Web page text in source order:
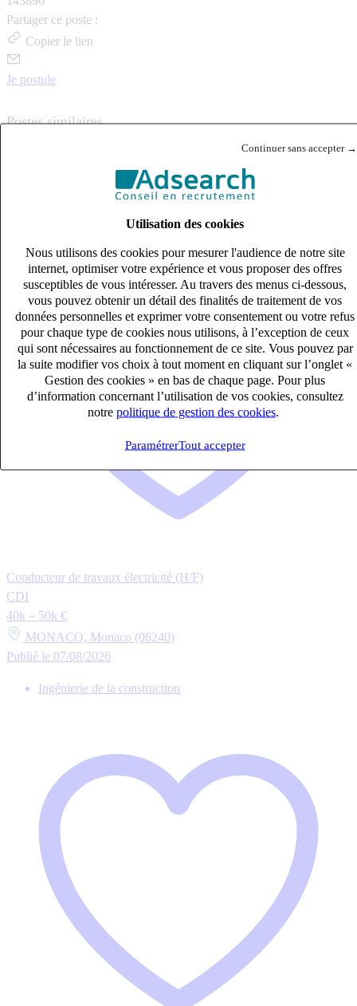
Continuer sans accepter →
Utilisation des cookies
Nous utilisons des cookies pour mesurer l'audience de notre site
internet, optimiser votre expérience et vous proposer des offres
susceptibles de vous intéresser. Au travers des menus ci-dessous,
vous pouvez obtenir un détail des finalités de traitement de vos
données personnelles et exprimer votre consentement ou votre refus
pour chaque type de cookies nous utilisons, à l’exception de ceux
qui sont nécessaires au fonctionnement de ce site. Vous pouvez par
la suite modifier vos choix à tout moment en cliquant sur l’onglet «
Gestion des cookies » en bas de chaque page. Pour plus
d’information concernant l’utilisation de vos cookies, consultez
notre politique de gestion des cookies
ParamétrerTout accepter
Partager ce poste :
Copier le lien
Je postule
Postes similaires
Ingénierie de la construction
Conducteur de travaux électricité (H/F)
CDI
40k – 50k €
MONACO, Monaco (06240)
Publié le 07/08/2026
Ingénierie de la construction